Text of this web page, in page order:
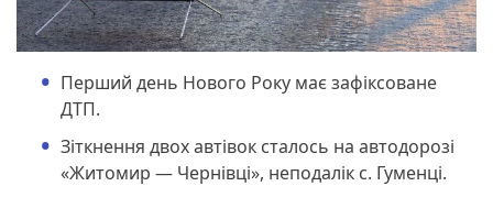
Перший день Нового Року має зафіксоване
ДТП.
Зіткнення двох автівок сталось на автодорозі
«Житомир — Чернівці», неподалік с. Гуменці.